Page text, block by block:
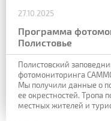
27.10.2025
Программа
Полистовье
Полистовский
фотомониторинга
Мы получили данные о
ее окрестностей. Тропа
местных жителей и